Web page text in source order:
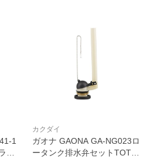
1
ッ
カクダイ
ガオナ GAONA GA-NG023ロ
ータンク排水弁セットTOTO